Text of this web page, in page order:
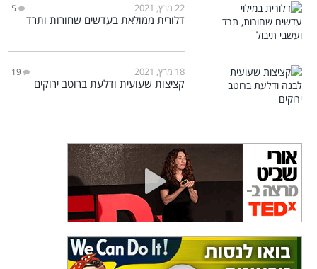
22 מרץ, 2021 5
דלורית ממולאת בעדשים שחורות ותרד
18 מרץ, 2021 19
קציצות שעועית ודלעת ברוטב ירוקים